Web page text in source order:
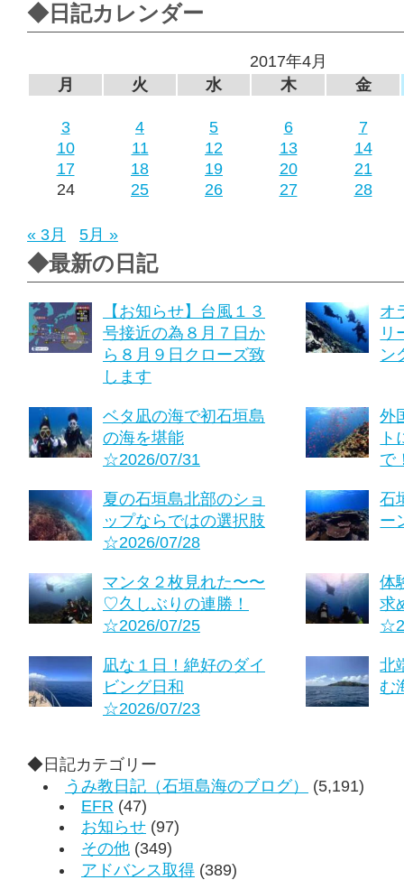
◆日記カレンダー
2017年4月
月
火 水 木 金
3 4 5 6
7
10
11 12 13
14
17
18 19 20
21
24
25 26 27 28
« 3月 5月 »
◆最新の日記
【お知らせ】台風１３
号接近の為８月７日か
ら８月９日クローズ致
します
オ
リ
ン
ベタ凪の海で初石垣島
の海を堪能
☆2026/07/31
外
で
夏の石垣島北部のショ
ップならではの選択肢
☆2026/07/28
石
ー
マンタ２枚見れた〜〜
♡久しぶりの連勝！
☆2026/07/25
体
求
凪な１日！絶好のダイ
ビング日和
☆2026/07/23
北
む
◆日記カテゴリー
うみ教日記（石垣島海のブログ）
(5,191)
EFR (47)
お知らせ (97)
その他 (349)
アドバンス取得 (389)